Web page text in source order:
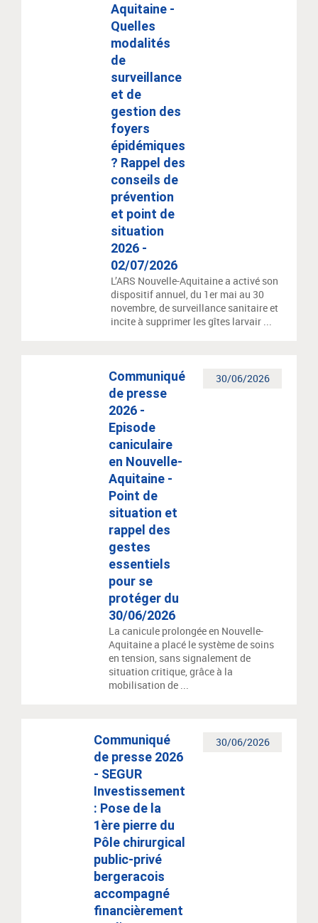
Aquitaine -
Quelles
modalités
de
surveillance
et de
gestion des
foyers
épidémiques
? Rappel des
conseils de
prévention
et point de
situation
2026 -
02/07/2026
L’ARS Nouvelle-Aquitaine a activé son
dispositif annuel, du 1er mai au 30
novembre, de surveillance sanitaire et
incite à supprimer les gîtes larvair ...
30/06/2026
Communiqué
de presse
2026 -
Episode
caniculaire
en Nouvelle-
Aquitaine -
Point de
situation et
rappel des
gestes
essentiels
pour se
protéger du
30/06/2026
La canicule prolongée en Nouvelle-
Aquitaine a placé le système de soins
en tension, sans signalement de
situation critique, grâce à la
mobilisation de ...
30/06/2026
Communiqué
de presse 2026
- SEGUR
Investissement
: Pose de la
1ère pierre du
Pôle chirurgical
public-privé
bergeracois
accompagné
financièrement